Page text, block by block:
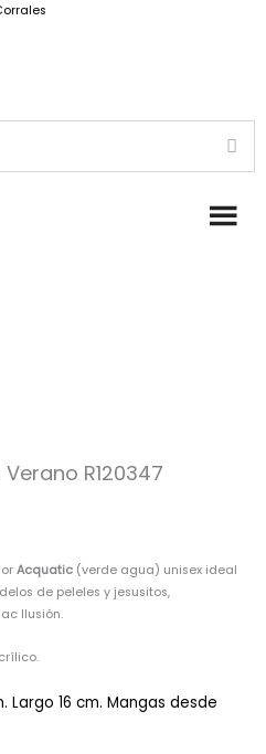
R120347
Acquatic(verde agua) unisex ideal
de peleles y jesusitos,
Ilusión.
Largo 16 cm. Mangas desde